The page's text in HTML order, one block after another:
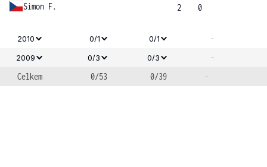
Simon F.
2
0
2010 0/1 0/1 -
2009 0/3 0/3
-
Celkem
0/53 0/39 -